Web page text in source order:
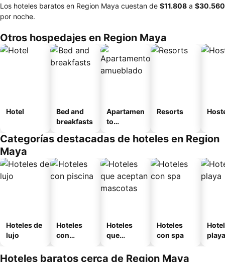
Los hoteles baratos en Region Maya cuestan de ‎$11.808 a ‎$30.560
por noche.
Otros hospedajes en Region Maya
Hotel
Bed and
breakfasts
Apartamen
to
o
Resorts
Categorías destacadas de hoteles en Region
Maya
Hoteles de
lujo
Hoteles
con
Hoteles
que
mascotas
Hoteles
con spa
playa
Hoteles baratos cerca de Region Maya